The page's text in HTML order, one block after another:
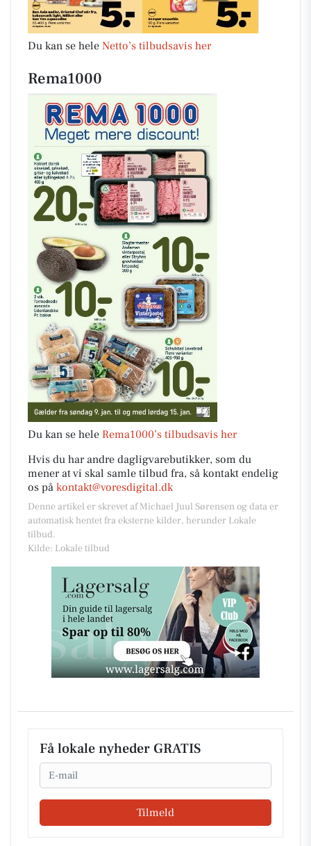
Du kan se hele Netto’s tilbudsavis her
Rema1000
Du kan se hele Rema1000’s tilbudsavis her
Hvis du har andre dagligvarebutikker, som du
mener at vi skal samle tilbud fra, så kontakt endelig
os på kontakt@voresdigital.dk
Denne artikel er skrevet af Michael Juul Sørensen og data er
automatisk hentet fra eksterne kilder, herunder Lokale
tilbud.
Kilde: Lokale tilbud
Få lokale nyheder GRATIS
Email
Tilmeld